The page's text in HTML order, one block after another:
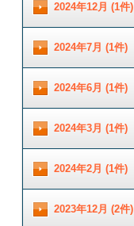
2024年12月 (1件)
2024年7月 (1件)
2024年6月 (1件)
2024年3月 (1件)
2024年2月 (1件)
2023年12月 (2件)